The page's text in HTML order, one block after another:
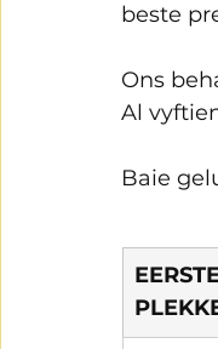
beste
Ons
Al
Baie